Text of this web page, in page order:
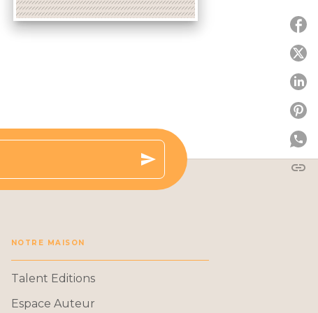
link
send
NOTRE MAISON
Talent Editions
Espace Auteur